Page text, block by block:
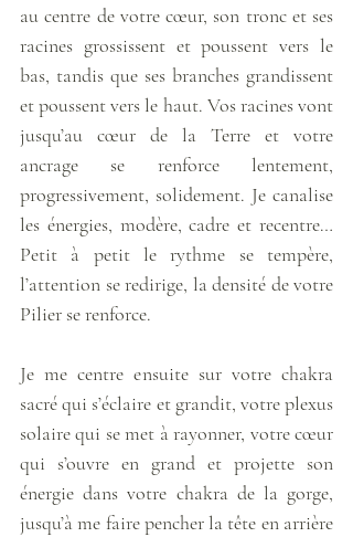
au centre de votre cœur, son tronc et ses
racines grossissent et poussent vers le
bas, tandis que ses branches grandissent
et poussent vers le haut. Vos racines vont
jusqu’au cœur de la Terre et votre
ancrage se renforce lentement,
progressivement, solidement. Je canalise
les énergies, modère, cadre et recentre…
Petit à petit le rythme se tempère,
l’attention se redirige, la densité de votre
Pilier se renforce.
Je me centre ensuite sur votre chakra
sacré qui s’éclaire et grandit, votre plexus
solaire qui se met à rayonner, votre cœur
qui s’ouvre en grand et projette son
énergie dans votre chakra de la gorge,
jusqu’à me faire pencher la tête en arrière